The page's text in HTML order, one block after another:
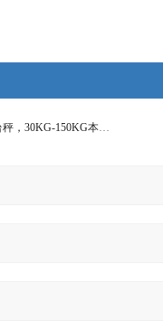
长沙防爆电子台秤，30KG-150KG本安型防爆电子秤